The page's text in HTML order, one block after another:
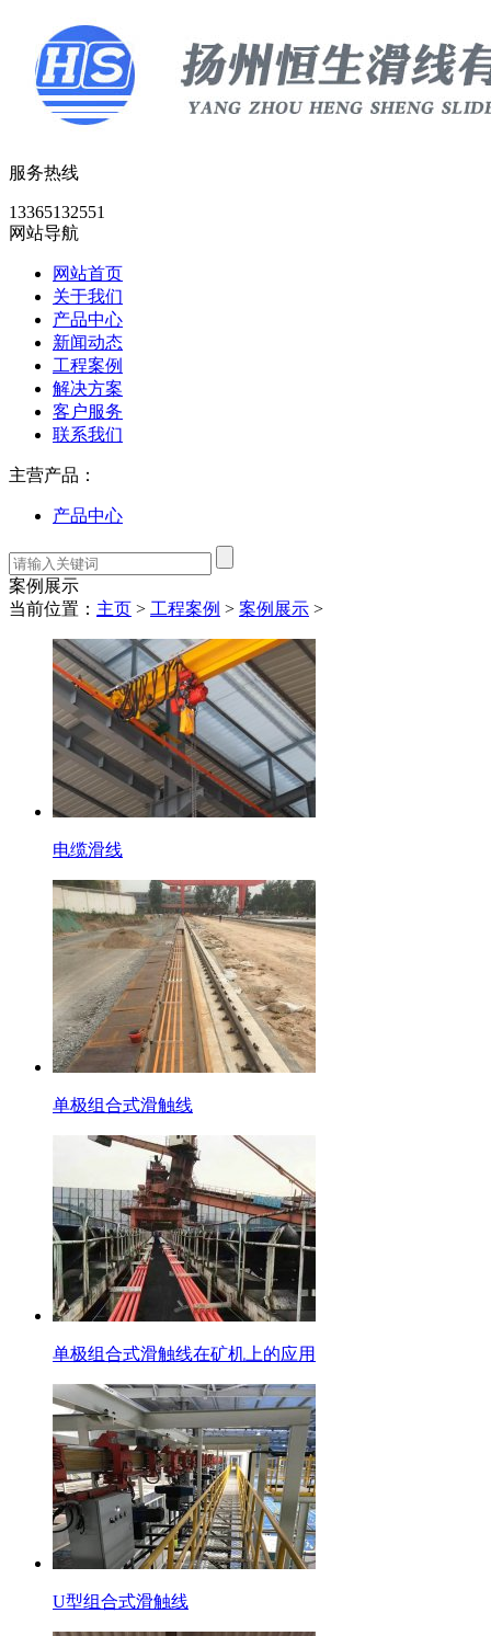
服务热线
13365132551
网站导航
网站首页
关于我们
产品中心
新闻动态
工程案例
解决方案
客户服务
联系我们
主营产品：
产品中心
案例展示
当前位置： 主页 > 工程案例 > 案例展示 >
电缆滑线
单极组合式滑触线
单极组合式滑触线在矿机上的应用
U型组合式滑触线